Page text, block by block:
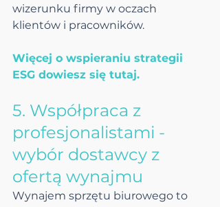
wizerunku firmy w oczach
klientów i pracowników.
Więcej o wspieraniu strategii
ESG dowiesz się tutaj.
5. Współpraca z
profesjonalistami -
wybór dostawcy z
ofertą wynajmu
Wynajem sprzętu biurowego to